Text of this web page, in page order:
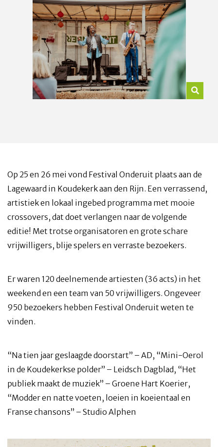
Op 25 en 26 mei vond Festival Onderuit plaats aan de
Lagewaard in Koudekerk aan den Rijn. Een verrassend,
artistiek en lokaal ingebed programma met mooie
crossovers, dat doet verlangen naar de volgende
editie! Met trotse organisatoren en grote schare
vrijwilligers, blije spelers en verraste bezoekers.
Er waren 120 deelnemende artiesten (36 acts) in het
weekend en een team van 50 vrijwilligers. Ongeveer
950 bezoekers hebben Festival Onderuit weten te
vinden.
“Na tien jaar geslaagde doorstart” – AD, “Mini-Oerol
in de Koudekerkse polder” – Leidsch Dagblad, “Het
publiek maakt de muziek” – Groene Hart Koerier,
“Modder en natte voeten, loeien in koeientaal en
Franse chansons” – Studio Alphen